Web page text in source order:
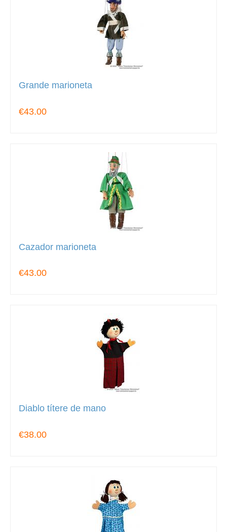
Grande marioneta
€43.00
Cazador marioneta
€43.00
Diablo títere de mano
€38.00